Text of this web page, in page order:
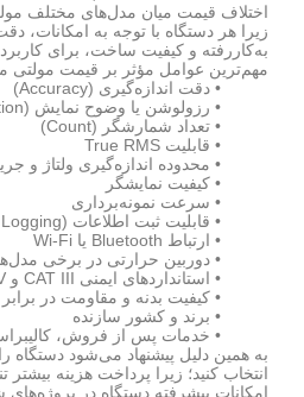
اختلاف قیمت میان مدل‌های مختلف
زیرا هر دستگاه با توجه به امکانات،
به‌کاررفته و کیفیت ساخت، برای
مهم‌ترین عوامل مؤثر بر قیمت مولتی
• دقت اندازه‌گیری (Accuracy)
• رزولوشن یا وضوح نمایش (Resolution)
• تعداد شمارشگر (Count)
• قابلیت True RMS
• محدوده اندازه‌گیری ولتاژ و
• کیفیت نمایشگر
• سرعت نمونه‌برداری
• قابلیت ثبت اطلاعات (Data Logging)
• ارتباط Bluetooth یا Wi-Fi
• دوربین حرارتی در برخی
• استانداردهای ایمنی CAT III و CAT IV
• کیفیت بدنه و مقاومت در
• برند و کشور سازنده
• خدمات پس از فروش،
به همین دلیل پیشنهاد می‌شود دستگاه
انتخاب کنید؛ زیرا پرداخت هزینه
امکانات پیشرفته دستگاه در پروژه‌های